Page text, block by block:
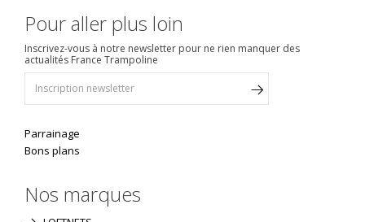
Pour aller plus loin
Inscrivez-vous à notre newsletter pour ne rien manquer des
actualités France Trampoline
Parrainage
Bons plans
Nos marques